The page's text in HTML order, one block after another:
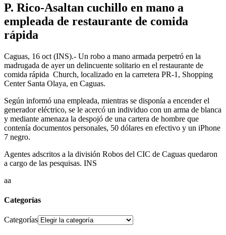
P. Rico-Asaltan cuchillo en mano a
empleada de restaurante de comida
rápida
Caguas, 16 oct (INS).- Un robo a mano armada perpetró en la
madrugada de ayer un delincuente solitario en el restaurante de
comida rápida Church, localizado en la carretera PR-1, Shopping
Center Santa Olaya, en Caguas.
Según informó una empleada, mientras se disponía a encender el
generador eléctrico, se le acercó un individuo con un arma de blanca
y mediante amenaza la despojó de una cartera de hombre que
contenía documentos personales, 50 dólares en efectivo y un iPhone
7 negro.
Agentes adscritos a la división Robos del CIC de Caguas quedaron
a cargo de las pesquisas. INS
aa
Categorías
Categorías